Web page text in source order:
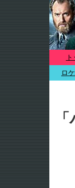
ロ